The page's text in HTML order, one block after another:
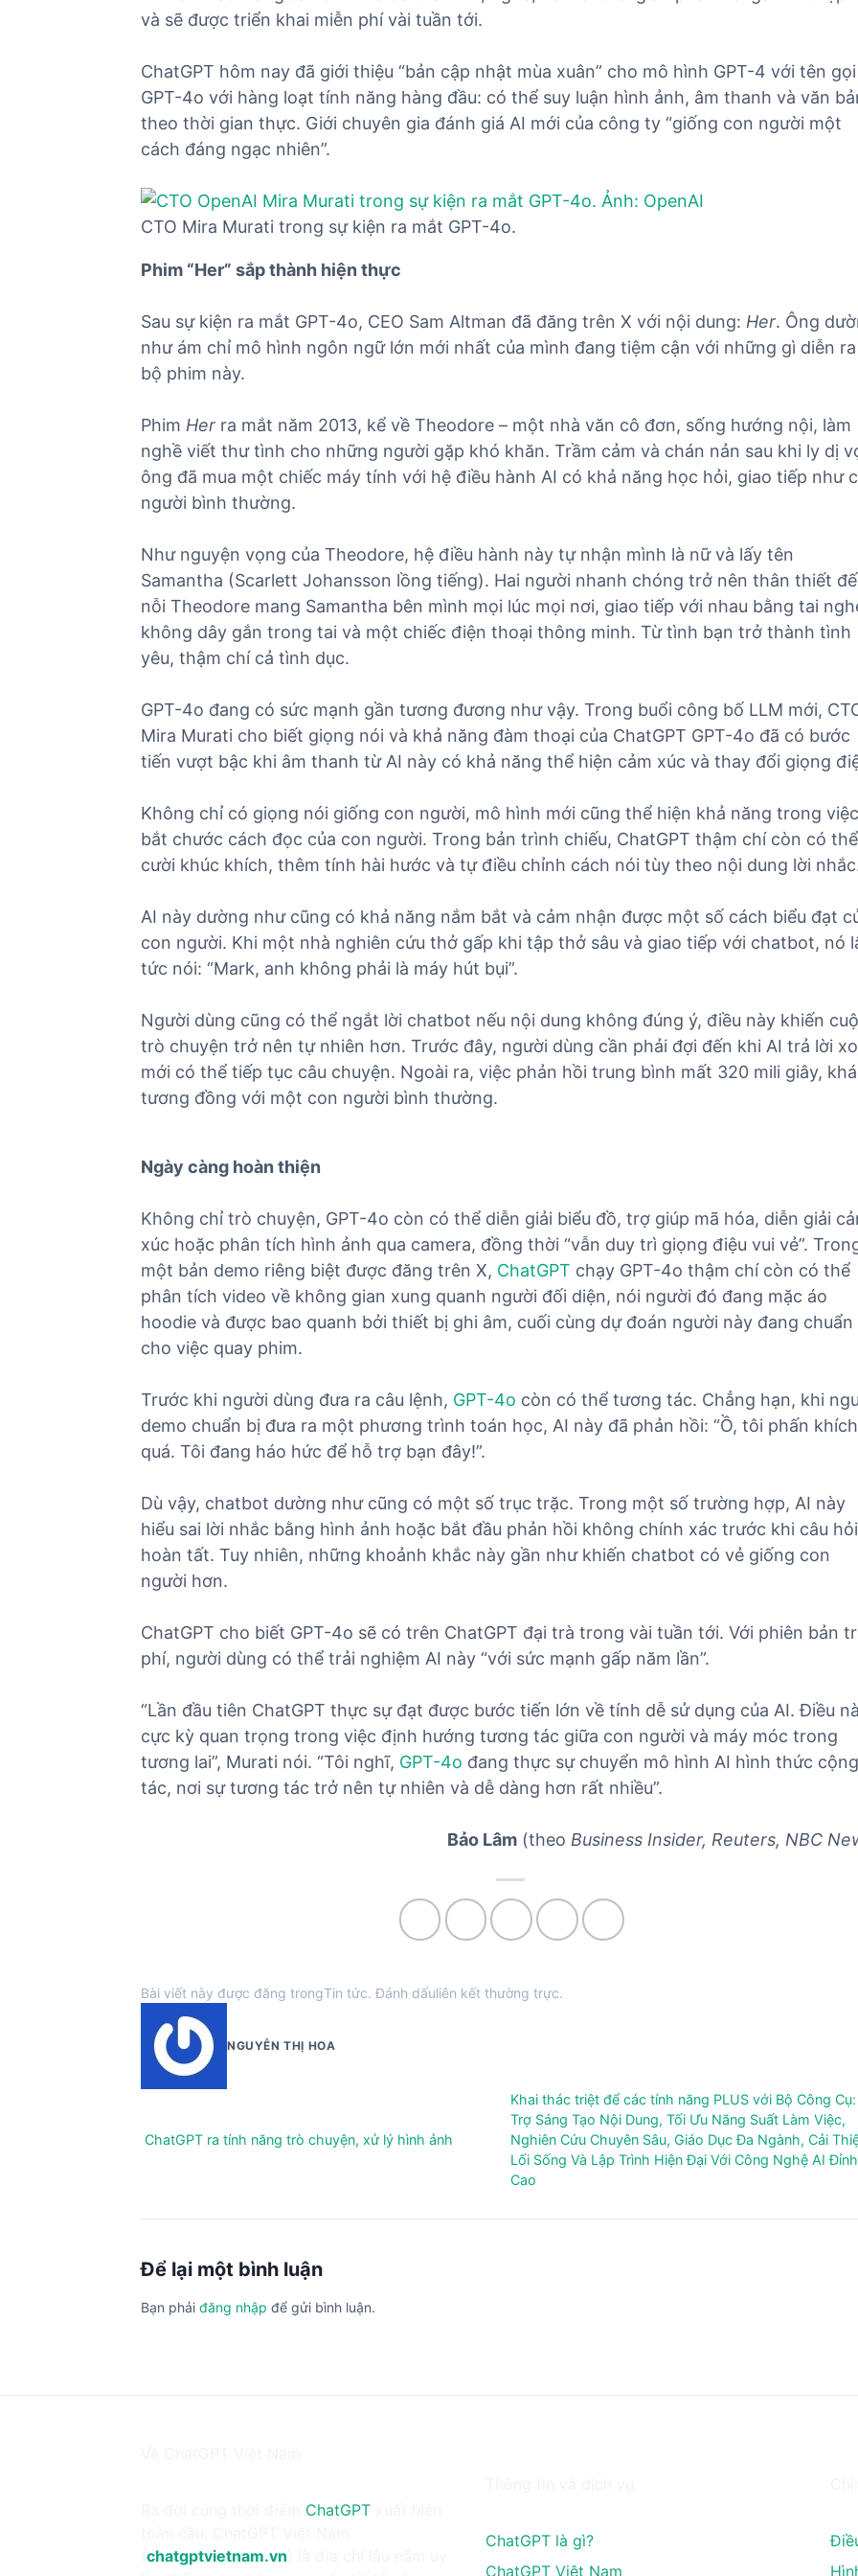
và sẽ được triển khai miễn phí vài tuần tới.
ChatGPT hôm nay đã giới thiệu “bản cập nhật mùa xuân” cho mô hình GPT-4 với tên gọi
GPT-4o với hàng loạt tính năng hàng đầu: có thể suy luận hình ảnh, âm thanh và văn
theo thời gian thực. Giới chuyên gia đánh giá AI mới của công ty “giống con người một
cách đáng ngạc nhiên”.
CTO Mira Murati trong sự kiện ra mắt GPT-4o.
Phim “Her” sắp thành hiện thực
Sau sự kiện ra mắt GPT-4o, CEO Sam Altman đã đăng trên X với nội dung: Her. Ông
như ám chỉ mô hình ngôn ngữ lớn mới nhất của mình đang tiệm cận với những gì diễn
bộ phim này.
Phim Her ra mắt năm 2013, kể về Theodore – một nhà văn cô đơn, sống hướng nội, làm
nghề viết thư tình cho những người gặp khó khăn. Trầm cảm và chán nản sau khi ly dị
ông đã mua một chiếc máy tính với hệ điều hành AI có khả năng học hỏi, giao tiếp như
người bình thường.
Như nguyện vọng của Theodore, hệ điều hành này tự nhận mình là nữ và lấy tên
Samantha (Scarlett Johansson lồng tiếng). Hai người nhanh chóng trở nên thân thiết
nỗi Theodore mang Samantha bên mình mọi lúc mọi nơi, giao tiếp với nhau bằng tai
không dây gắn trong tai và một chiếc điện thoại thông minh. Từ tình bạn trở thành tình
yêu, thậm chí cả tình dục.
GPT-4o đang có sức mạnh gần tương đương như vậy. Trong buổi công bố LLM mới,
Mira Murati cho biết giọng nói và khả năng đàm thoại của ChatGPT GPT-4o đã có bước
tiến vượt bậc khi âm thanh từ AI này có khả năng thể hiện cảm xúc và thay đổi giọng
Không chỉ có giọng nói giống con người, mô hình mới cũng thể hiện khả năng trong việc
bắt chước cách đọc của con người. Trong bản trình chiếu, ChatGPT thậm chí còn có thể
cười khúc khích, thêm tính hài hước và tự điều chỉnh cách nói tùy theo nội dung lời
AI này dường như cũng có khả năng nắm bắt và cảm nhận được một số cách biểu đạt
con người. Khi một nhà nghiên cứu thở gấp khi tập thở sâu và giao tiếp với chatbot, nó
tức nói: “Mark, anh không phải là máy hút bụi”.
Người dùng cũng có thể ngắt lời chatbot nếu nội dung không đúng ý, điều này khiến
trò chuyện trở nên tự nhiên hơn. Trước đây, người dùng cần phải đợi đến khi AI trả lời
mới có thể tiếp tục câu chuyện. Ngoài ra, việc phản hồi trung bình mất 320 mili giây, khá
tương đồng với một con người bình thường.
Ngày càng hoàn thiện
Không chỉ trò chuyện, GPT-4o còn có thể diễn giải biểu đồ, trợ giúp mã hóa, diễn giải
xúc hoặc phân tích hình ảnh qua camera, đồng thời “vẫn duy trì giọng điệu vui vẻ”.
một bản demo riêng biệt được đăng trên X, ChatGPT chạy GPT-4o thậm chí còn có thể
phân tích video về không gian xung quanh người đối diện, nói người đó đang mặc áo
hoodie và được bao quanh bởi thiết bị ghi âm, cuối cùng dự đoán người này đang chuẩn
cho việc quay phim.
Trước khi người dùng đưa ra câu lệnh, GPT-4o còn có thể tương tác. Chẳng hạn, khi
demo chuẩn bị đưa ra một phương trình toán học, AI này đã phản hồi: “Ồ, tôi phấn khích
quá. Tôi đang háo hức để hỗ trợ bạn đây!”.
Dù vậy, chatbot dường như cũng có một số trục trặc. Trong một số trường hợp, AI này
hiểu sai lời nhắc bằng hình ảnh hoặc bắt đầu phản hồi không chính xác trước khi câu hỏi
hoàn tất. Tuy nhiên, những khoảnh khắc này gần như khiến chatbot có vẻ giống con
người hơn.
ChatGPT cho biết GPT-4o sẽ có trên ChatGPT đại trà trong vài tuần tới. Với phiên bản
phí, người dùng có thể trải nghiệm AI này “với sức mạnh gấp năm lần”.
“Lần đầu tiên ChatGPT thực sự đạt được bước tiến lớn về tính dễ sử dụng của AI. Điều
cực kỳ quan trọng trong việc định hướng tương tác giữa con người và máy móc trong
tương lai”, Murati nói. “Tôi nghĩ, GPT-4o đang thực sự chuyển mô hình AI hình thức cộng
tác, nơi sự tương tác trở nên tự nhiên và dễ dàng hơn rất nhiều”.
Bảo Lâm(theo Business Insider, Reuters, NBC
Bài viết này được đăng trongTin tức. Đánh dấuliên kết thường trực.
NGUYỄN THỊ HOA
ChatGPT ra tính năng trò chuyện, xử lý hình ảnh
Khai thác triệt để các tính năng PLUS với Bộ Công
Trợ Sáng Tạo Nội Dung, Tối Ưu Năng Suất Làm Việc,
Nghiên Cứu Chuyên Sâu, Giáo Dục Đa Ngành, Cải
Lối Sống Và Lập Trình Hiện Đại Với Công Nghệ AI Đỉnh
Cao
Để lại một bình luận
Bạn phải đăng nhập để gửi bình luận.
ChatGPT
chatgptvietnam.vn
ChatGPT là gì?
ChatGPT Việt Nam